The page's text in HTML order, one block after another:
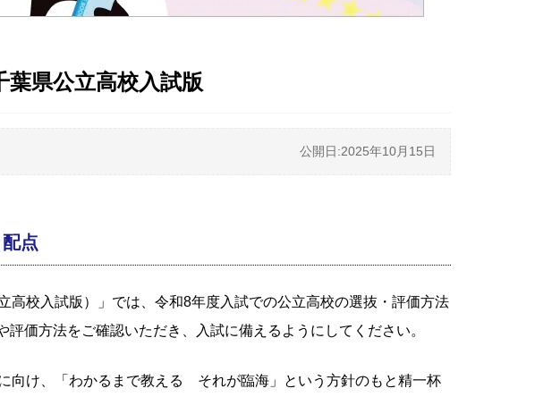
葉県公立高校入試版
公開日:2025年10月15日
点
校入試版）」では、令和8年度入試での公立高校の選抜・評価方法
価方法をご確認いただき、入試に備えるようにしてください。
け、「わかるまで教える それが臨海」という方針のもと精一杯